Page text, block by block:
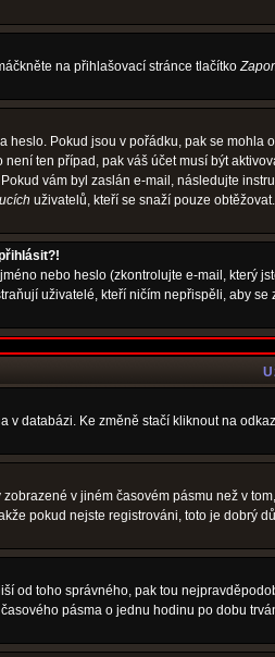
na přihlašovací stránce tlačítko
heslo. Pokud jsou v pořádku, pak se
ten případ, pak váš účet musí být
vám byl zaslán e-mail, následujte
uživatelů, kteří se snaží pouze
nebo heslo (zkontrolujte e-mail, který
uživatelé, kteří ničím nepřispěli, aby
v databázi. Ke změně stačí kliknout na odkaz
v jiném časovém pásmu než v
pokud nejste registrováni, toto je dobrý
od toho správného, pak tou
pásma o jednu hodinu po dobu